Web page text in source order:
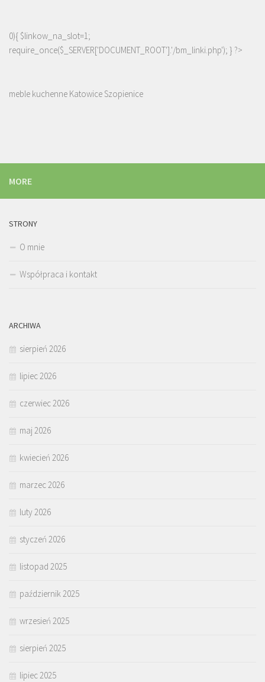
0){ $linkow_na_slot=1;
require_once($_SERVER['DOCUMENT_ROOT'].'/bm_linki.php'); } ?>
meble kuchenne Katowice Szopienice
MORE
STRONY
O mnie
Współpraca i kontakt
ARCHIWA
sierpień 2026
lipiec 2026
czerwiec 2026
maj 2026
kwiecień 2026
marzec 2026
luty 2026
styczeń 2026
listopad 2025
październik 2025
wrzesień 2025
sierpień 2025
lipiec 2025